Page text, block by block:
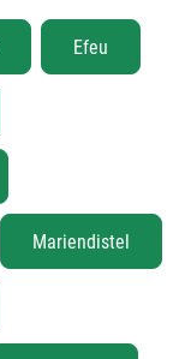
Efeu
Mariendistel